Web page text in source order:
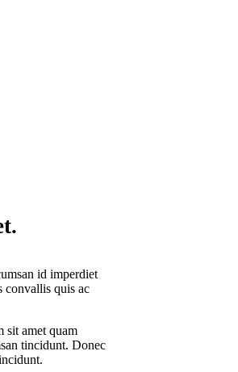
id imperdiet
convallis quis ac
sit amet quam
tincidunt. Donec